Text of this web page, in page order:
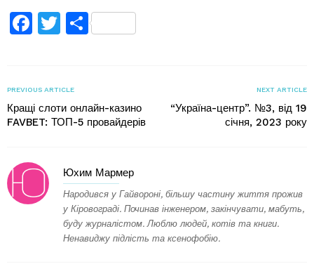
Facebook
TwitterПоділитися
PREVIOUS ARTICLE
Кращі слоти онлайн-казино
FAVBET: ТОП-5 провайдерів
NEXT ARTICLE
“Україна-центр”. №3, від 19
січня, 2023 року
Юхим Мармер
Народився у Гайвороні, більшу частину життя прожив
у Кіровограді. Починав інженером, закінчувати, мабуть,
буду журналістом. Люблю людей, котів та книги.
Ненавиджу підлість та ксенофобію.